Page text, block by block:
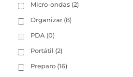
Micro-ondas (2)
Organizar (8)
PDA (0)
Portátil (2)
Preparo (16)